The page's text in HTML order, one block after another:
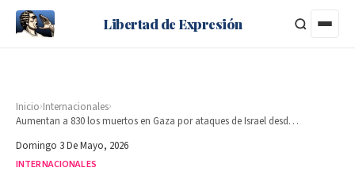
Libertad de Expresión
Inicio›Internacionales›
Aumentan a 830 los muertos en Gaza por ataques de Israel desde el inicio del alto al fuego
Domingo 3 De Mayo, 2026
INTERNACIONALES